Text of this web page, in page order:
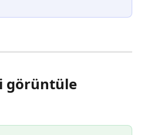
görüntüle